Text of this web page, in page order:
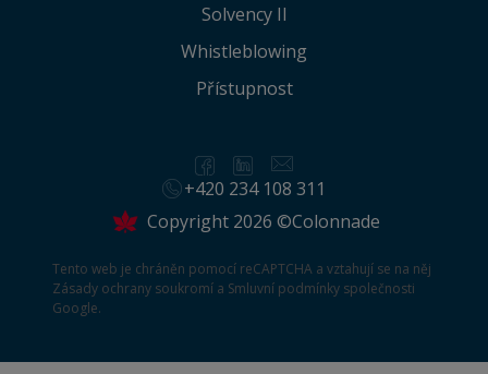
Solvency II
Whistleblowing
Přístupnost
Copyright 2026 ©Colonnade
+420 234 108 311
Tento web je chráněn pomocí reCAPTCHA a vztahují se na něj
Zásady ochrany soukromí a Smluvní podmínky společnosti
Google.